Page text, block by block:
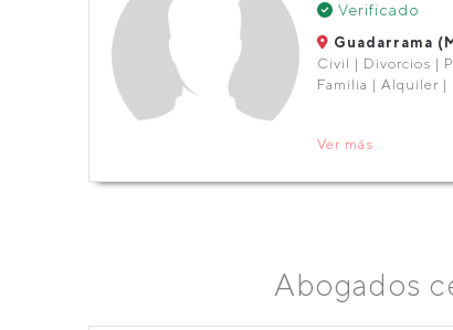
Verificado
Guadarrama
Civil | Divorcios |
Familia | Alquiler |
Ver más
Abogados